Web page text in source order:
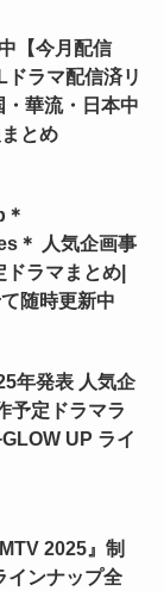
【今月配信
ラマ配信済リ
・華流・日本中
とめ
＊ 人気企画事
ドラマまとめ|
随時更新中
年発表 人気企
予定ドラマラ
UP ライ
2025』制
インナップ全